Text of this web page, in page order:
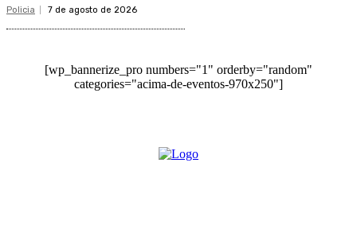
Policia 7 de agosto de 2026
[wp_bannerize_pro numbers="1" orderby="random"
categories="acima-de-eventos-970x250"]